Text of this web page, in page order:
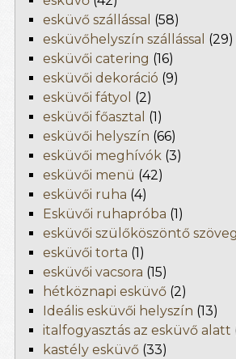
esküvő szállással (58)
esküvőhelyszín szállással (29)
esküvői catering (16)
esküvői dekoráció (9)
esküvői fátyol (2)
esküvői főasztal (1)
esküvői helyszín (66)
esküvői meghívók (3)
esküvői menü (42)
esküvői ruha (4)
Esküvői ruhapróba (1)
esküvői szülőköszöntő
esküvői torta (1)
esküvői vacsora (15)
hétköznapi esküvő (2)
Ideális esküvői helyszín (13)
italfogyasztás az esküvő alatt
kastély esküvő (33)